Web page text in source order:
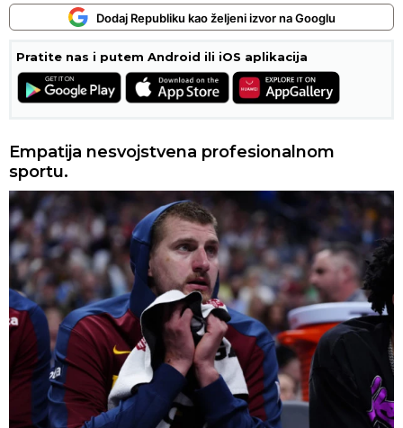
Dodaj Republiku kao željeni izvor na Googlu
Pratite nas i putem Android ili iOS aplikacija
Empatija nesvojstvena profesionalnom
sportu.